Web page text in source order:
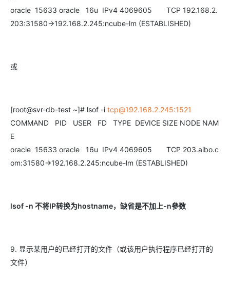
oracle 15633 oracle 16u IPv4 4069605 TCP 192.168.2.
203:31580->192.168.2.245:ncube-lm (ESTABLISHED)
或
[root@svr-db-test ~]# lsof -i tcp@192.168.2.245:1521
COMMAND PID USER FD TYPE DEVICE SIZE NODE NAM
E
oracle 15633 oracle 16u IPv4 4069605 TCP 203.aibo.c
om:31580->192.168.2.245:ncube-lm (ESTABLISHED)
lsof -n 不将IP转换为hostname，缺省是不加上-n參数
9. 显示某用户的已经打开的文件（或该用户执行程序已经打开的
文件）